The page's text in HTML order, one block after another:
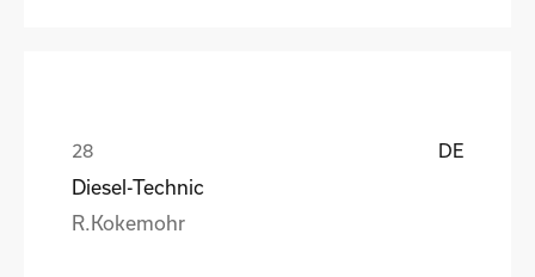
DE
Diesel-Technic
R.Kokemohr